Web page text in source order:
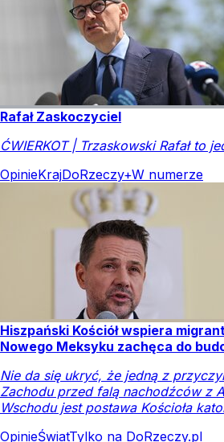
Rafał Zaskoczyciel
ĆWIERKOT | Trzaskowski Rafał to
OpinieKrajDoRzeczy+W numerze
Hiszpański Kościół wspiera
Nowego Meksyku zachęca do
Nie da się ukryć, że jedną z
Zachodu przed falą nachodźców z
Wschodu jest postawa Kościoła
OpinieŚwiatTylko na DoRzeczy.pl